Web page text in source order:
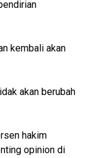
kembali akan
akan berubah
hakim
opinion di